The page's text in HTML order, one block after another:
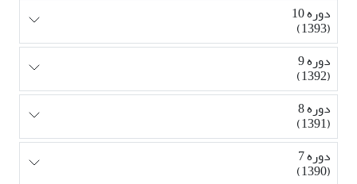
دوره 10
(1393)
دوره 9
(1392)
دوره 8
(1391)
دوره 7
(1390)